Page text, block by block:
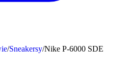
/Sneakersy/Nike P-6000 SDE